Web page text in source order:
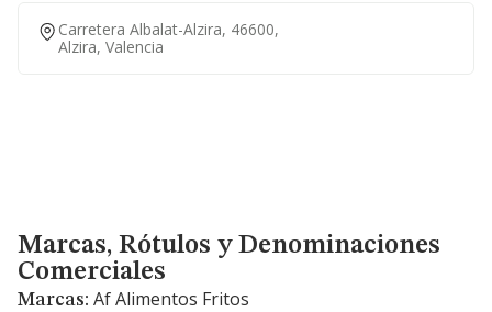
Carretera Albalat-Alzira, 46600,
Alzira, Valencia
Marcas, Rótulos y Denominaciones Comerciales
Marcas, Rótulos y Denominaciones
Comerciales
Marcas: Af Alimentos Fritos